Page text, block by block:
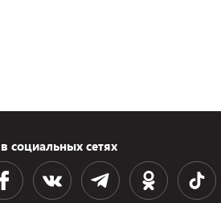
социальных сетях